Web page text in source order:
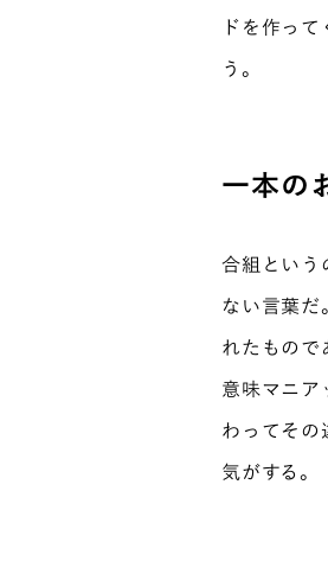
ドを作っ
う。
一本の
合組という
ない言葉だ
れたもので
意味マニア
わってその
気がする。